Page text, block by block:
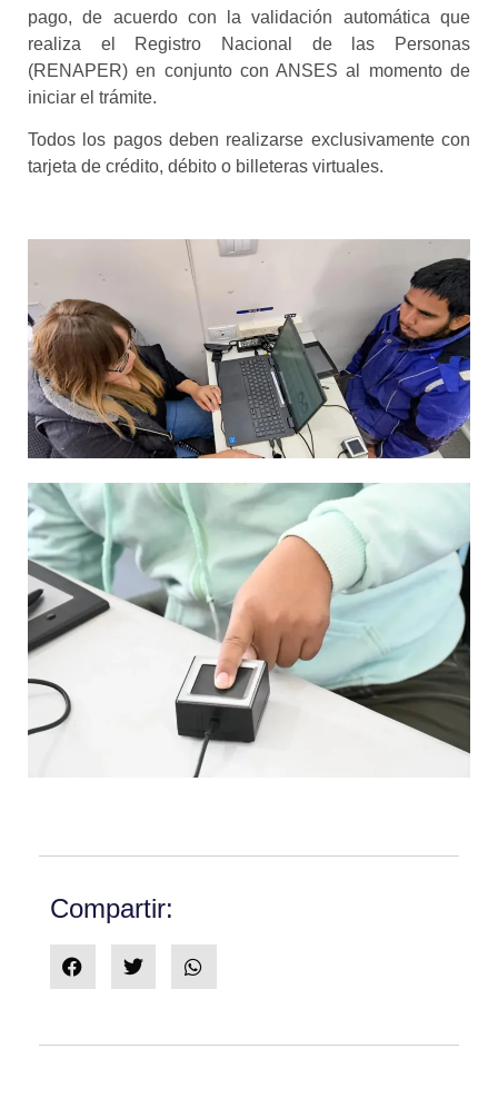
pago, de acuerdo con la validación automática que
realiza el Registro Nacional de las Personas
(RENAPER) en conjunto con ANSES al momento de
iniciar el trámite.
Todos los pagos deben realizarse exclusivamente con
tarjeta de crédito, débito o billeteras virtuales.
Compartir: